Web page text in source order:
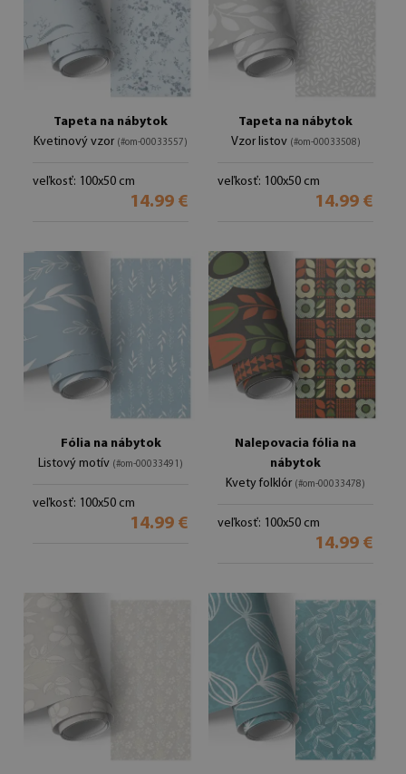
Tapeta na nábytok
Kvetinový vzor (#om-00033557)
veľkosť: 100x50 cm
14.99 €
Tapeta na nábytok
Vzor listov (#om-00033508)
veľkosť: 100x50 cm
14.99 €
Fólia na nábytok
Listový motív (#om-00033491)
veľkosť: 100x50 cm
14.99 €
Nalepovacia fólia na
nábytok
Kvety folklór (#om-00033478)
veľkosť: 100x50 cm
14.99 €